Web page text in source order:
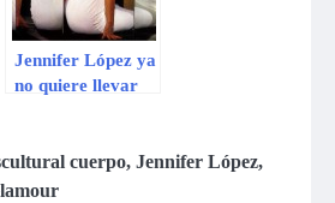
Jennifer López ya
no quiere llevar
cuerpo, Jennifer López,